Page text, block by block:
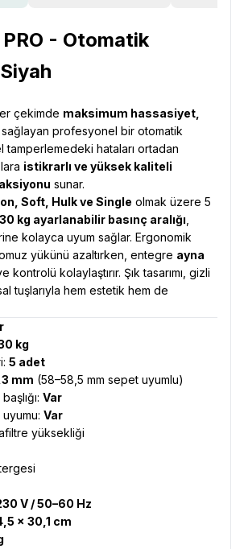
- Otomatik
çekimde maksimum hassasiyet,
sağlayan profesyonel bir otomatik
tamperlemedeki hataları ortadan
istikrarlı ve yüksek kaliteli
sunar.
Soft, Hulk ve Single olmak üzere 5
kg ayarlanabilir basınç aralığı
kolayca uyum sağlar. Ergonomik
yükünü azaltırken, entegre ayna
kontrolü kolaylaştırır. Şık tasarımı, gizli
tuşlarıyla hem estetik hem de
kg
5 adet
mm (58–58,5 mm sepet uyumlu)
Var
Var
yüksekliği
V / 50–60 Hz
× 30,1 cm